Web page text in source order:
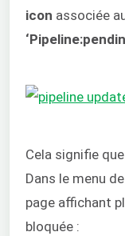
icon associée
Cela signifie
Dans le menu
page affichant
bloquée :